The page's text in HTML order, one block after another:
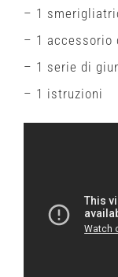
– 1
– 1 accessorio
– 1 serie di
– 1 istruzioni